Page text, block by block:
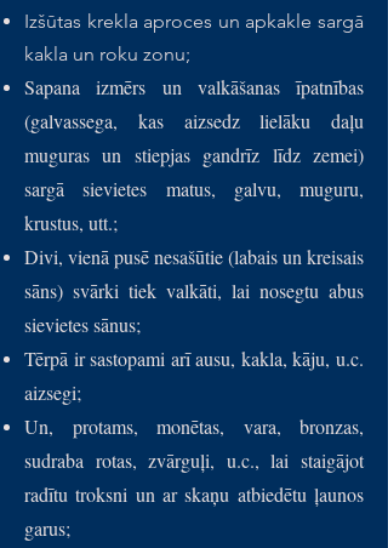
Izšūtas krekla aproces un apkakle sargā
kakla un roku zonu;
Sapana izmērs un valkāšanas īpatnības
(galvassega, kas aizsedz lielāku daļu
muguras un stiepjas gandrīz līdz zemei)
sargā sievietes matus, galvu, muguru,
krustus, utt.;
Divi, vienā pusē nesašūtie (labais un kreisais
sāns) svārki tiek valkāti, lai nosegtu abus
sievietes sānus;
Tērpā ir sastopami arī ausu, kakla, kāju, u.c.
aizsegi;
Un, protams, monētas, vara, bronzas,
sudraba rotas, zvārguļi, u.c., lai staigājot
radītu troksni un ar skaņu atbiedētu ļaunos
garus;